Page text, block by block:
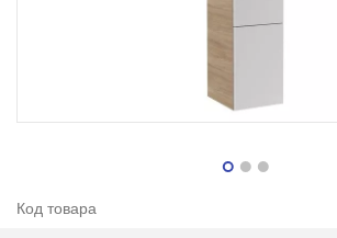
Код товара